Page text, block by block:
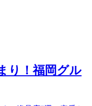
り！福岡グル